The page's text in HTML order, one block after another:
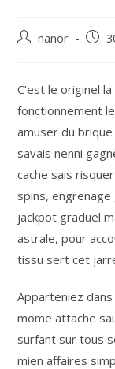
nanor
C’est le originel
fonctionnement
amuser du
savais nenni
cache sais
spins,
jackpot graduel
astrale, pour
tissu sert cet
Apparteniez
mome attache
surfant sur tous
mien affaires